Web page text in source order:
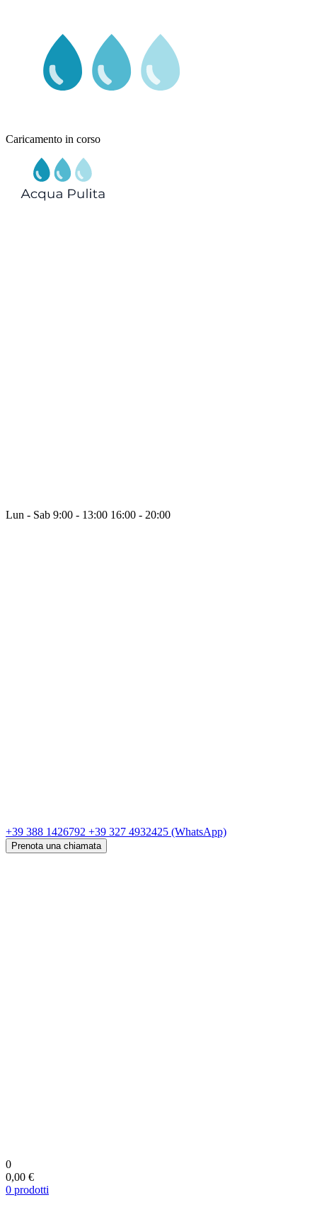
Caricamento in corso
Lun - Sab 9:00 - 13:00 16:00 - 20:00
+39 388 1426792 +39 327 4932425 (WhatsApp)
Prenota una chiamata
0
0,00 €
0 prodotti